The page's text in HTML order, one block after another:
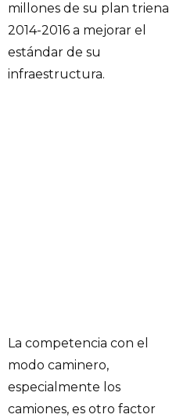
millones de su plan trienal
2014-2016 a mejorar el
estándar de su
infraestructura.
La competencia con el
modo caminero,
especialmente los
camiones, es otro factor